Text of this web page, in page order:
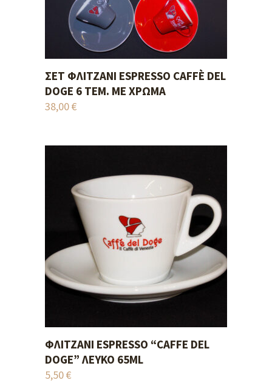
ADD TO CART
ΣΕΤ ΦΛΙΤΖΆΝΙ ESPRESSO CAFFÈ DEL
DOGE 6 ΤΕΜ. ΜΕ ΧΡΏΜΑ
38,00€
ADD TO CART
ΦΛΙΤΖΆΝΙ ESPRESSO “CAFFE DEL
DOGE” ΛΕΥΚΌ 65ML
5,50€